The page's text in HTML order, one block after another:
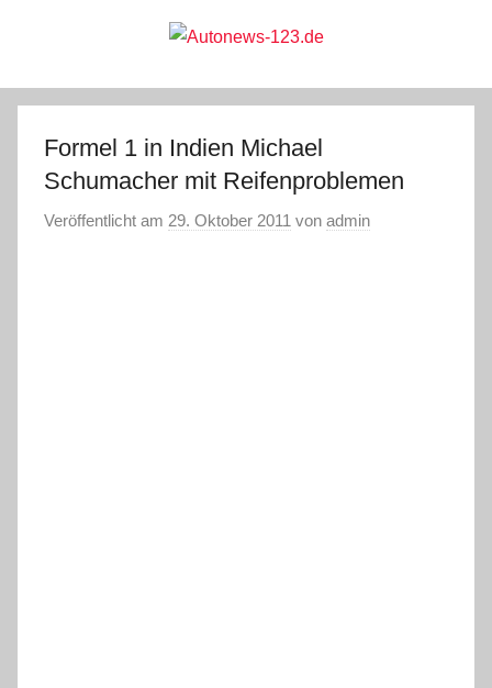
Autonews-
123.de
Formel 1 in Indien Michael
Schumacher mit Reifenproblemen
Veröffentlicht am 29. Oktober 2011 von admin